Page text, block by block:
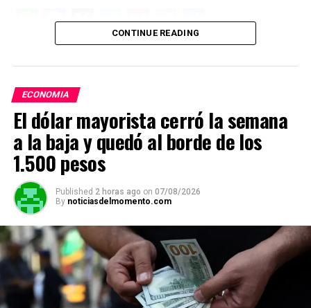
W
at
s
A
p
p
F
a
ce
b
o
o
k
X T
el
e
a
m
G
m
ail
C
o
py
k
C
o
m
ar
tir
CONTINUE READING
ECONOMIA
El dólar mayorista cerró la semana
a la baja y quedó al borde de los
1.500 pesos
Published 2 horas ago on 07/08/2026
By noticiasdelmomento.com